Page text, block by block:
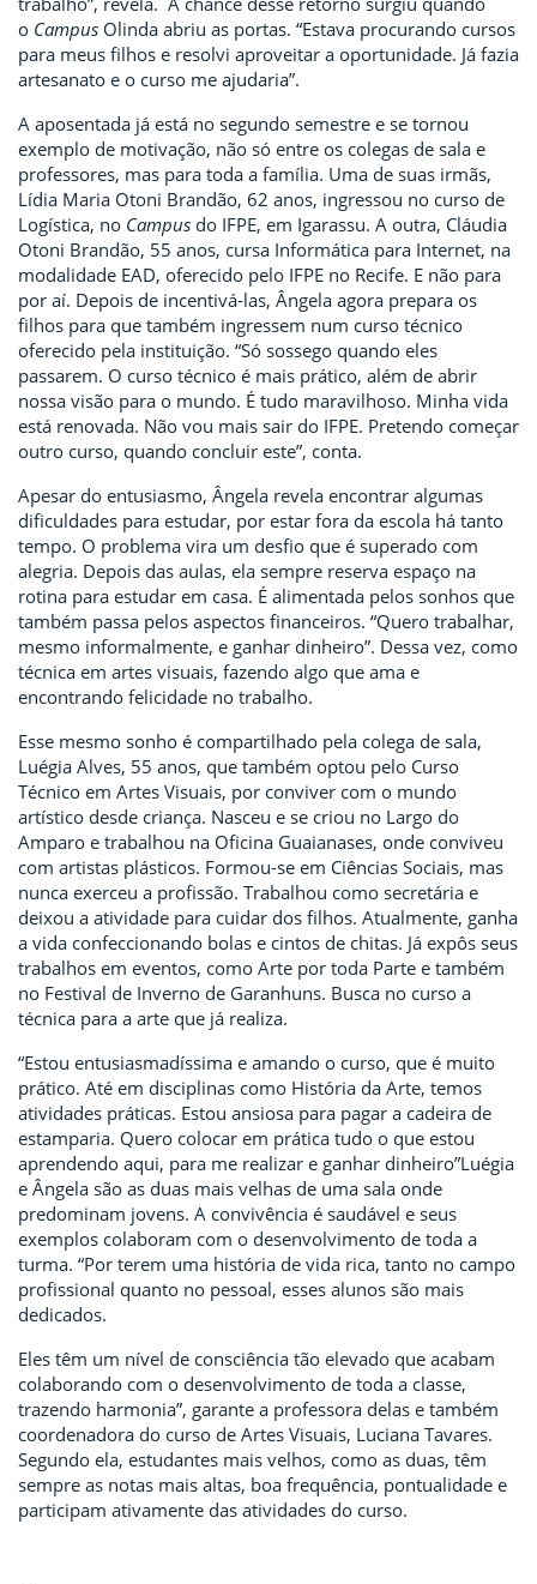
o Campus Olinda abriu as portas. “Estava procurando cursos
para meus filhos e resolvi aproveitar a oportunidade. Já fazia
artesanato e o curso me ajudaria”.
A aposentada já está no segundo semestre e se tornou
exemplo de motivação, não só entre os colegas de sala e
professores, mas para toda a família. Uma de suas irmãs,
Lídia Maria Otoni Brandão, 62 anos, ingressou no curso de
Logística, no Campus do IFPE, em Igarassu. A outra, Cláudia
Otoni Brandão, 55 anos, cursa Informática para Internet, na
modalidade EAD, oferecido pelo IFPE no Recife. E não para
por aí. Depois de incentivá-las, Ângela agora prepara os
filhos para que também ingressem num curso técnico
oferecido pela instituição. “Só sossego quando eles
passarem. O curso técnico é mais prático, além de abrir
nossa visão para o mundo. É tudo maravilhoso. Minha vida
está renovada. Não vou mais sair do IFPE. Pretendo começar
outro curso, quando concluir este”, conta.
Apesar do entusiasmo, Ângela revela encontrar algumas
dificuldades para estudar, por estar fora da escola há tanto
tempo. O problema vira um desfio que é superado com
alegria. Depois das aulas, ela sempre reserva espaço na
rotina para estudar em casa. É alimentada pelos sonhos que
também passa pelos aspectos financeiros. “Quero trabalhar,
mesmo informalmente, e ganhar dinheiro”. Dessa vez, como
técnica em artes visuais, fazendo algo que ama e
encontrando felicidade no trabalho.
Esse mesmo sonho é compartilhado pela colega de sala,
Luégia Alves, 55 anos, que também optou pelo Curso
Técnico em Artes Visuais, por conviver com o mundo
artístico desde criança. Nasceu e se criou no Largo do
Amparo e trabalhou na Oficina Guaianases, onde conviveu
com artistas plásticos. Formou-se em Ciências Sociais, mas
nunca exerceu a profissão. Trabalhou como secretária e
deixou a atividade para cuidar dos filhos. Atualmente, ganha
a vida confeccionando bolas e cintos de chitas. Já expôs seus
trabalhos em eventos, como Arte por toda Parte e também
no Festival de Inverno de Garanhuns. Busca no curso a
técnica para a arte que já realiza.
“Estou entusiasmadíssima e amando o curso, que é muito
prático. Até em disciplinas como História da Arte, temos
atividades práticas. Estou ansiosa para pagar a cadeira de
estamparia. Quero colocar em prática tudo o que estou
aprendendo aqui, para me realizar e ganhar dinheiro”Luégia
e Ângela são as duas mais velhas de uma sala onde
predominam jovens. A convivência é saudável e seus
exemplos colaboram com o desenvolvimento de toda a
turma. “Por terem uma história de vida rica, tanto no campo
profissional quanto no pessoal, esses alunos são mais
dedicados.
Eles têm um nível de consciência tão elevado que acabam
colaborando com o desenvolvimento de toda a classe,
trazendo harmonia”, garante a professora delas e também
coordenadora do curso de Artes Visuais, Luciana Tavares.
Segundo ela, estudantes mais velhos, como as duas, têm
sempre as notas mais altas, boa frequência, pontualidade e
participam ativamente das atividades do curso.